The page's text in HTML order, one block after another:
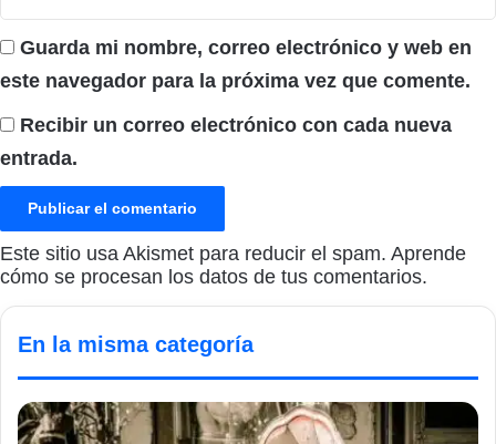
Guarda mi nombre, correo electrónico y web en
este navegador para la próxima vez que comente.
Recibir un correo electrónico con cada nueva
entrada.
Este sitio usa Akismet para reducir el spam. Aprende
cómo se procesan los datos de tus comentarios.
En la misma categoría